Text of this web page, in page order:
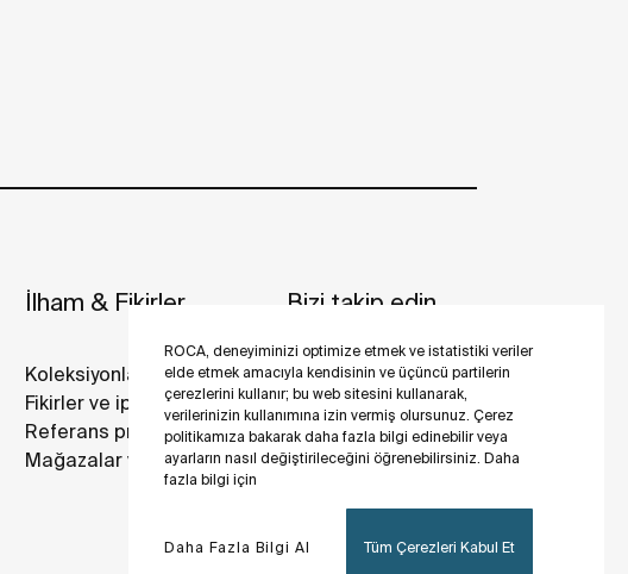
ROCA, deneyiminizi optimize etmek ve istatistiki veriler
elde etmek amacıyla kendisinin ve üçüncü partilerin
çerezlerini kullanır; bu web sitesini kullanarak,
verilerinizin kullanımına izin vermiş olursunuz. Çerez
politikamıza bakarak daha fazla bilgi edinebilir veya
ayarların nasıl değiştirileceğini öğrenebilirsiniz. Daha
fazla bilgi için
Daha Fazla Bilgi Al Tüm Çerezleri Kabul Et
İlham & Fikirler
Koleksiyonlar
Fikirler ve ipuçları
Referans projeler
Mağazalar ve galeriler
Bizi takip edin